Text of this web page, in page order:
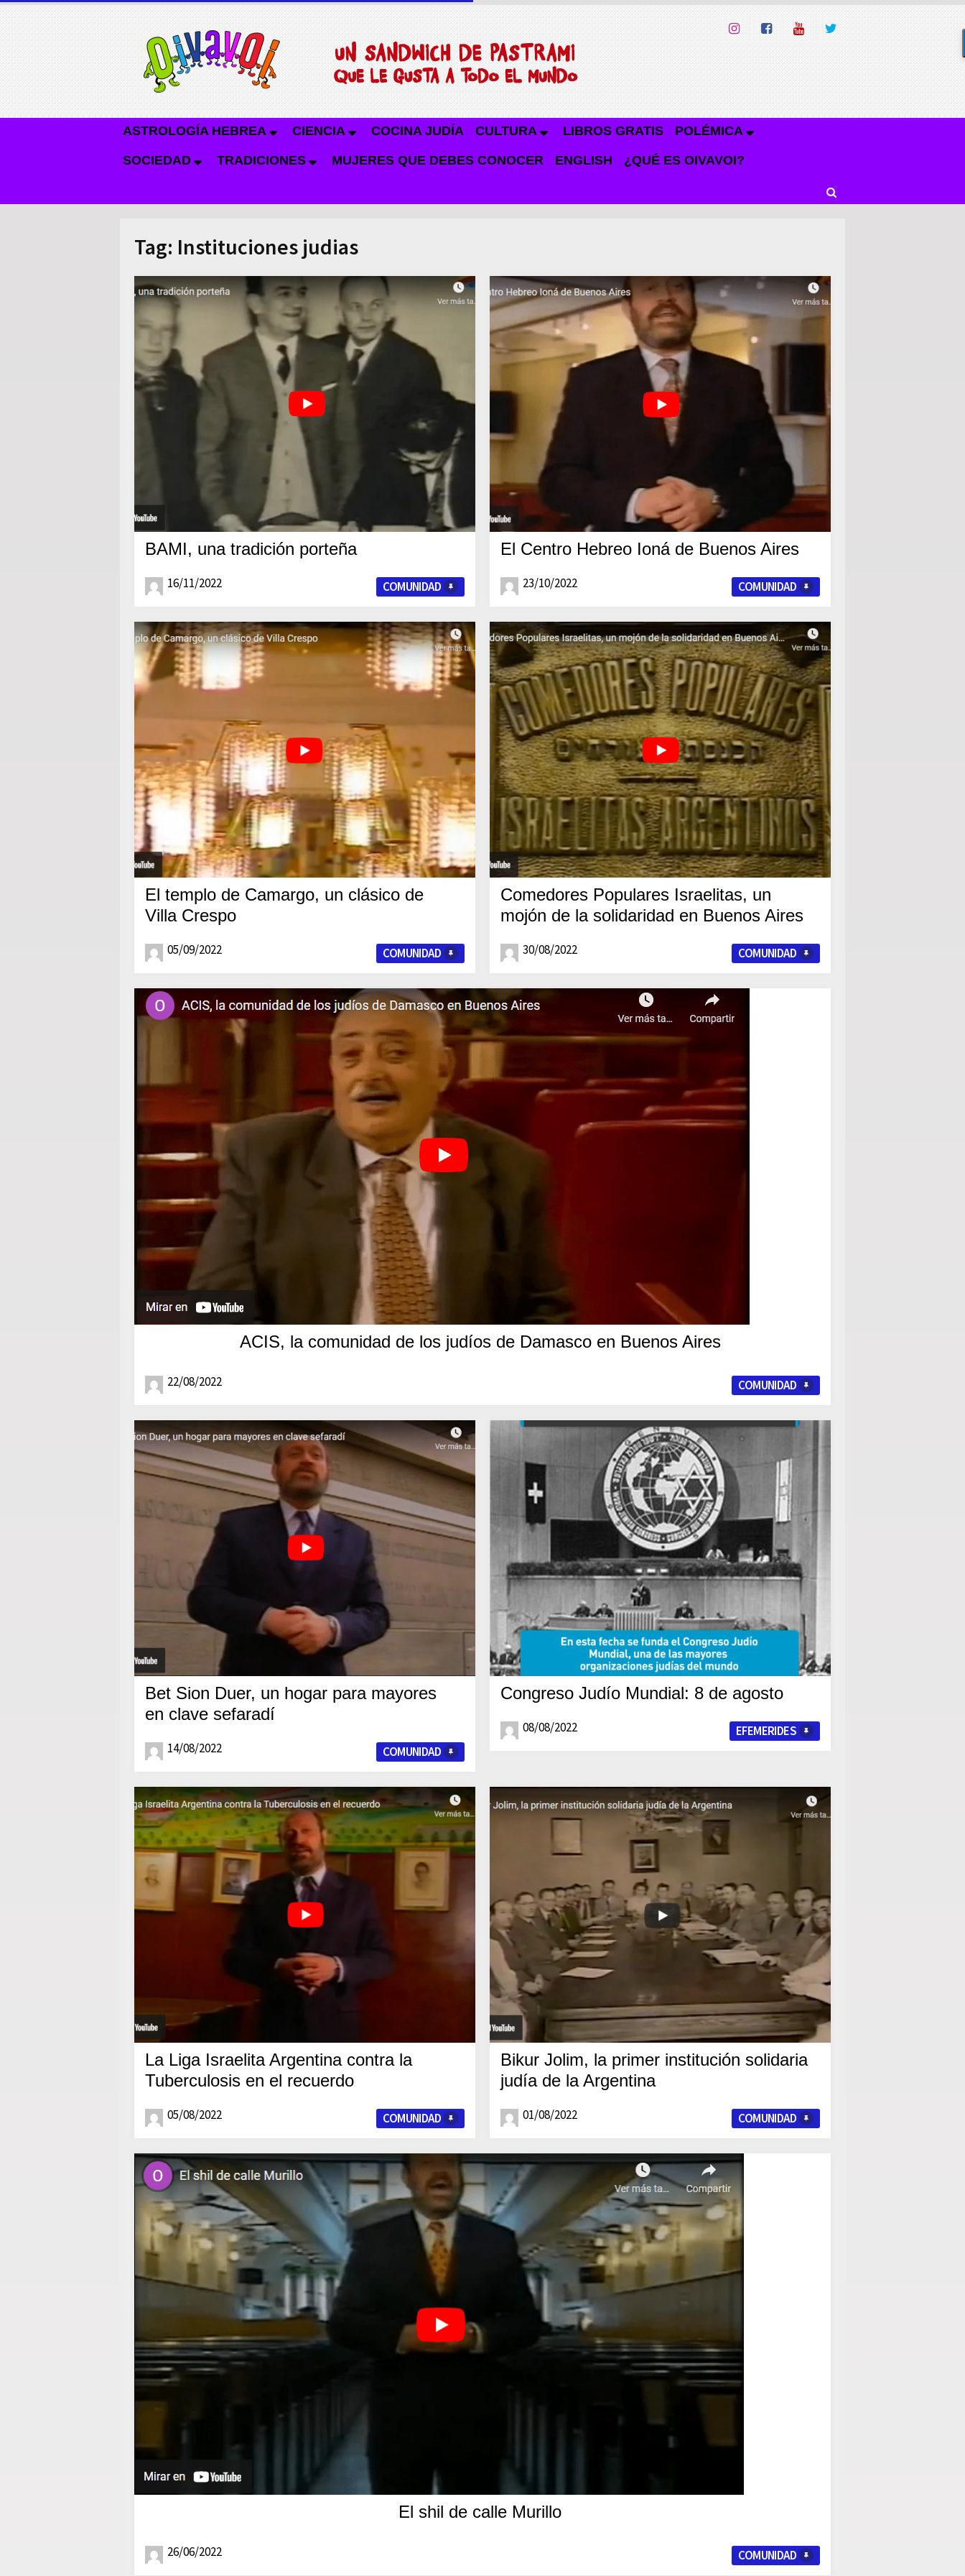
ASTROLOGÍA HEBREA CIENCIA COCINA JUDÍA CULTURA LIBROS GRATIS POLÉMICA
SOCIEDAD TRADICIONES MUJERES QUE DEBES CONOCER ENGLISH ¿QUÉ ES OIVAVOI?
Tag: Instituciones judias
BAMI, una tradición porteña
16/11/2022 COMUNIDAD
El Centro Hebreo Ioná de Buenos Aires
23/10/2022 COMUNIDAD
El templo de Camargo, un clásico de
Villa Crespo
05/09/2022 COMUNIDAD
Comedores Populares Israelitas, un
mojón de la solidaridad en Buenos Aires
30/08/2022 COMUNIDAD
ACIS, la comunidad de los judíos de Damasco en Buenos Aires
22/08/2022 COMUNIDAD
Bet Sion Duer, un hogar para mayores
en clave sefaradí
14/08/2022 COMUNIDAD
Congreso Judío Mundial: 8 de agosto
08/08/2022 EFEMERIDES
La Liga Israelita Argentina contra la
Tuberculosis en el recuerdo
05/08/2022 COMUNIDAD
Bikur Jolim, la primer institución solidaria
judía de la Argentina
01/08/2022 COMUNIDAD
El shil de calle Murillo
26/06/2022 COMUNIDAD